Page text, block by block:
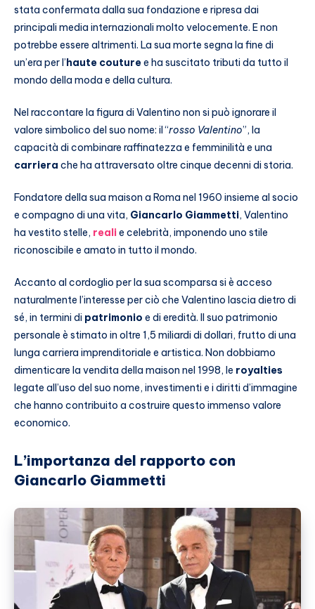
stata confermata dalla sua fondazione e ripresa dai
principali media internazionali molto velocemente. E non
potrebbe essere altrimenti. La sua morte segna la fine di
un’era per l’haute couturee ha suscitato tributi da tutto il
mondo della moda e della cultura.
Nel raccontare la figura di Valentino non si può ignorare il
valore simbolico del suo nome: il “rosso Valentino”, la
capacità di combinare raffinatezza e femminilità e una
carriera che ha attraversato oltre cinque decenni di storia.
Fondatore della sua maison a Roma nel 1960 insieme al socio
e compagno di una vita, Giancarlo Giammetti, Valentino
ha vestito stelle, realie celebrità, imponendo uno stile
riconoscibile e amato in tutto il mondo.
Accanto al cordoglio per la sua scomparsa si è acceso
naturalmente l’interesse per ciò che Valentino lascia dietro di
sé, in termini di patrimonio e di eredità. Il suo patrimonio
personale è stimato in oltre 1,5 miliardi di dollari, frutto di una
lunga carriera imprenditoriale e artistica. Non dobbiamo
dimenticare la vendita della maison nel 1998, le royalties
legate all’uso del suo nome, investimenti e i diritti d’immagine
che hanno contribuito a costruire questo immenso valore
economico.
L’importanza del rapporto con
Giancarlo Giammetti